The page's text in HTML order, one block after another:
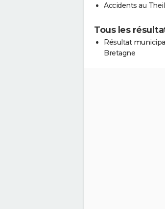
Accidents au
Tous les
Résultat
Bretagne